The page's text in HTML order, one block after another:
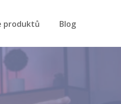
produktů Blog